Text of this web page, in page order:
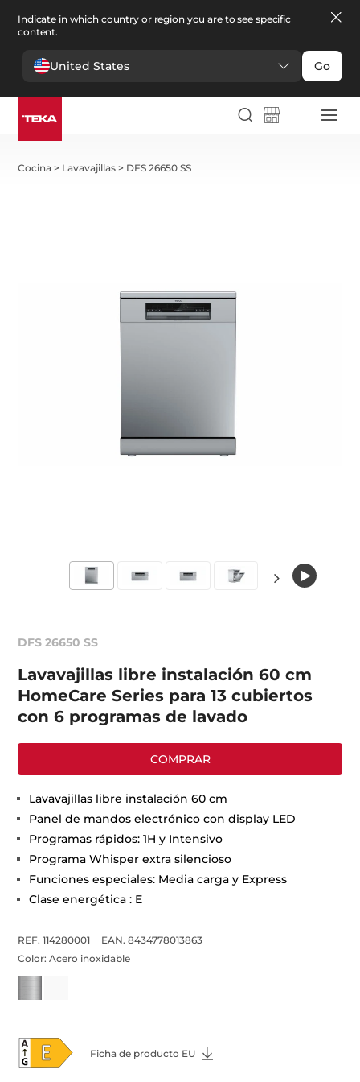
Indicate in which country or region you are to see specific
content.
United States Go
Cocina > Lavavajillas > DFS 26650 SS
DFS 26650 SS
Lavavajillas libre instalación 60 cm
HomeCare Series para 13 cubiertos
con 6 programas de lavado
COMPRAR
Lavavajillas libre instalación 60 cm
Panel de mandos electrónico con display LED
Programas rápidos: 1H y Intensivo
Programa Whisper extra silencioso
Funciones especiales: Media carga y Express
Clase energética : E
REF. 114280001
EAN. 8434778013863
Color:Acero inoxidable
Ficha de producto EU